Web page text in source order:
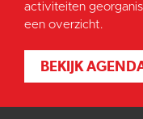
activiteiten
een overzicht.
BEKIJK